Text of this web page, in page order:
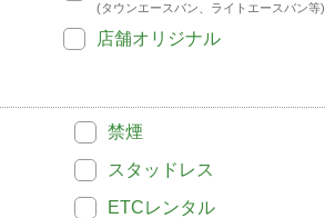
(タウンエースバン、ライトエースバン等)
店舗オリジナル
禁煙
スタッドレス
ETCレンタル